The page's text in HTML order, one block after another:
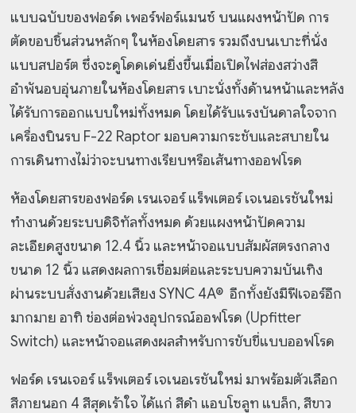
แบบฉบับของฟอร์ด เพอร์ฟอร์แมนซ์ บนแผงหน้าปัด การ
ตัดขอบชิ้นส่วนหลักๆ ในห้องโดยสาร รวมถึงบนเบาะที่นั่ง
แบบสปอร์ต ซึ่งจะดูโดดเด่นยิ่งขึ้นเมื่อเปิดไฟส่องสว่างสี
อำพันอบอุ่นภายในห้องโดยสาร เบาะนั่งทั้งด้านหน้าและหลัง
ได้รับการออกแบบใหม่ทั้งหมด โดยได้รับแรงบันดาลใจจาก
เครื่องบินรบ F-22 Raptor มอบความกระชับและสบายใน
การเดินทางไม่ว่าจะบนทางเรียบหรือเส้นทางออฟโรด
ห้องโดยสารของฟอร์ด เรนเจอร์ แร็พเตอร์ เจเนอเรชันใหม่
ทำงานด้วยระบบดิจิทัลทั้งหมด ด้วยแผงหน้าปัดความ
ละเอียดสูงขนาด 12.4 นิ้ว และหน้าจอแบบสัมผัสตรงกลาง
ขนาด 12 นิ้ว แสดงผลการเชื่อมต่อและระบบความบันเทิง
ผ่านระบบสั่งงานด้วยเสียง SYNC 4A® อีกทั้งยังมีฟีเจอร์อีก
มากมาย อาทิ ช่องต่อพ่วงอุปกรณ์ออฟโรด (Upfitter
Switch) และหน้าจอแสดงผลสำหรับการขับขี่แบบออฟโรด
ฟอร์ด เรนเจอร์ แร็พเตอร์ เจเนอเรชันใหม่ มาพร้อมตัวเลือก
สีภายนอก 4 สีสุดเร้าใจ ได้แก่ สีดำ แอบโซลูท แบล็ก, สีขาว